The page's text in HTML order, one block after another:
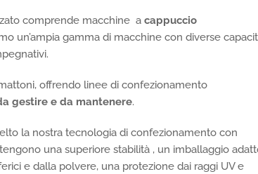
comprende macchine acappuccio
un’ampia gamma di macchine con diverse
offrendo linee di confezionamento
gestire e da mantenere.
la nostra tecnologia di confezionamento con
una superiore stabilità , un imballaggio
e dalla polvere, una protezione dai raggi UV e